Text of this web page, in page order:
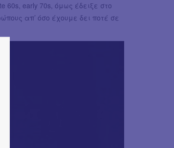
60s, early 70s, όμως έδειξε στο
απ’ όσο έχουμε δει ποτέ σε